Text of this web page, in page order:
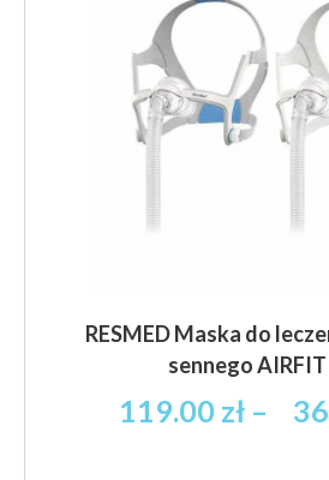
RESMED Maska do
sennego
119.00 zł –